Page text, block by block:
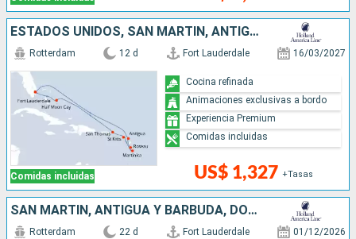
ESTADOS UNIDOS, SAN MARTÍN, ANTIGUA Y BARBUDA, DOMINICA, BAHAMAS
Comidas incluidas
Rotterdam 12 d Fort Lauderdale 16/03/2027
US$ 1,327 +Tasas
Cocina refinada
Animaciones exclusivas a bordo
Experiencia Premium
Comidas incluidas
SAN MARTÍN, ANTIGUA Y BARBUDA, DOMINICA, SANTA LUCIA, ESTADOS UNIDOS, BAHAMAS, JAMAICA, ISLAS CAIMÁN, HONDURAS, BELICE, MÉXICO
Rotterdam 22 d Fort Lauderdale 01/12/2026